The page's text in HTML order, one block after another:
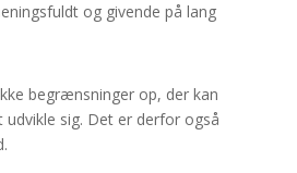
og givende på lang
begrænsninger op, der kan
sig. Det er derfor også